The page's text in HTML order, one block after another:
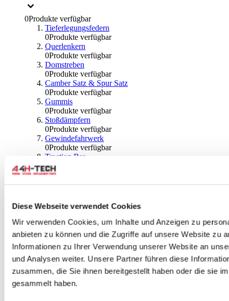
Diese Webseite verwendet Cookies
Wir verwenden Cookies, um Inhalte und Anzeigen zu
anbieten zu können und die Zugriffe auf unsere Website zu
Informationen zu Ihrer Verwendung unserer Website an
und Analysen weiter. Unsere Partner führen diese
zusammen, die Sie ihnen bereitgestellt haben oder die sie
gesammelt haben.
0Produkte verfügbar
Tieferlegungsfedern
0Produkte verfügbar
Querlenkern
0Produkte verfügbar
Domstreben
0Produkte verfügbar
Camber Satz & Spur Satz
0Produkte verfügbar
Gummis
0Produkte verfügbar
Stoßdämpfern
0Produkte verfügbar
Gewindefahrwerk
0Produkte verfügbar
Traction Bar
0Produkte verfügbar
Stabilisator & Zubehör
0Produkte verfügbar
0Produkte verfügbar
Radlagern & Naben
0Produkte verfügbar
Räder und Zubehör
Produkte verfügbar
Spurverbreiterungen
0 Produkte verfügbar
Radmuttern